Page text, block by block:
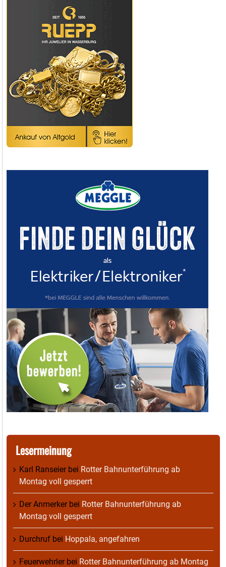
Lesermeinung
Karl Ranseierbei Rotter Bahnunterführung ab
Montag voll gesperrt
Der Anmerkerbei Rotter Bahnunterführung ab
Montag voll gesperrt
Durchruf bei Hoppala, angefahren
Feuerwehrlerbei Rotter Bahnunterführung ab Montag